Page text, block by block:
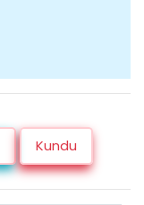
Kundu